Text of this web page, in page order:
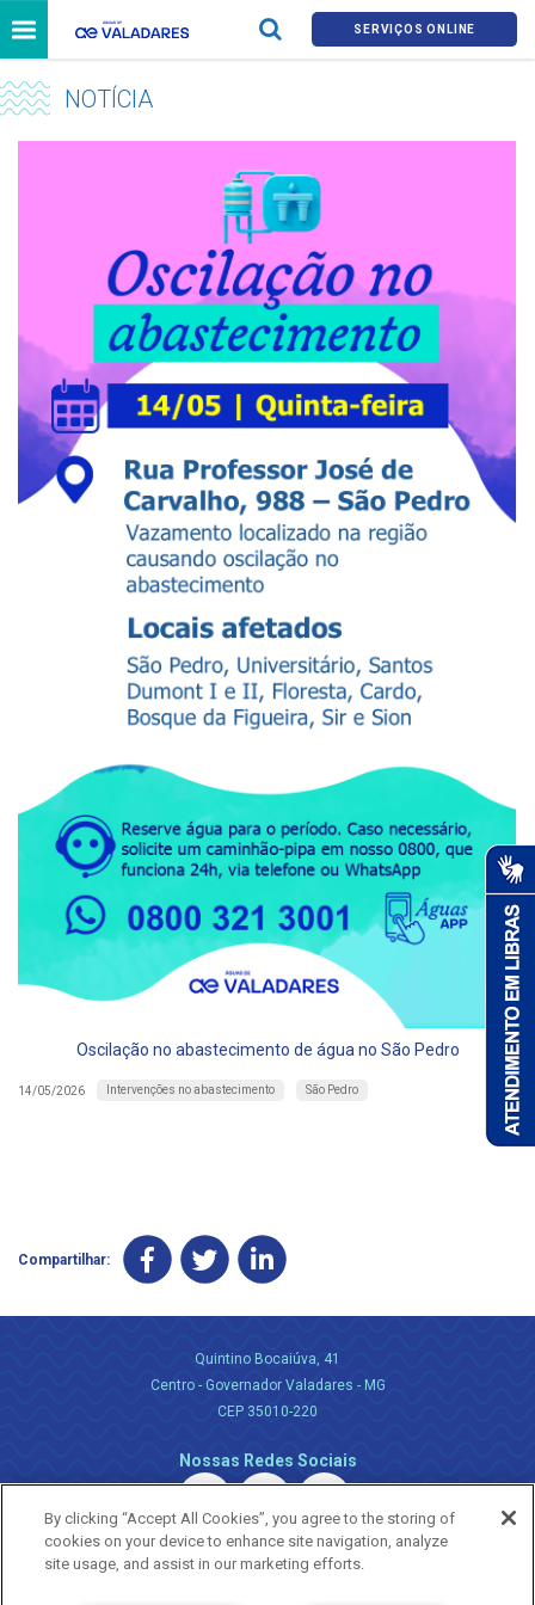
SERVIÇOS ONLINE
NOTÍCIA
Oscilação no abastecimento de água no São Pedro
14/05/2026 Intervenções no abastecimento São Pedro
Compartilhar:
Quintino Bocaiúva, 41
Centro - Governador Valadares - MG
CEP 35010-220
Nossas Redes Sociais
By clicking “Accept All Cookies”, you agree to the storing of
cookies on your device to enhance site navigation, analyze
site usage, and assist in our marketing efforts.